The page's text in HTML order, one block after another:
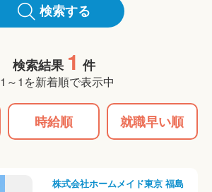
検索する
検索結果 1 件
1～1を新着順で表示中
時給順 就職早い順
株式会社ホームメイド東京 福島